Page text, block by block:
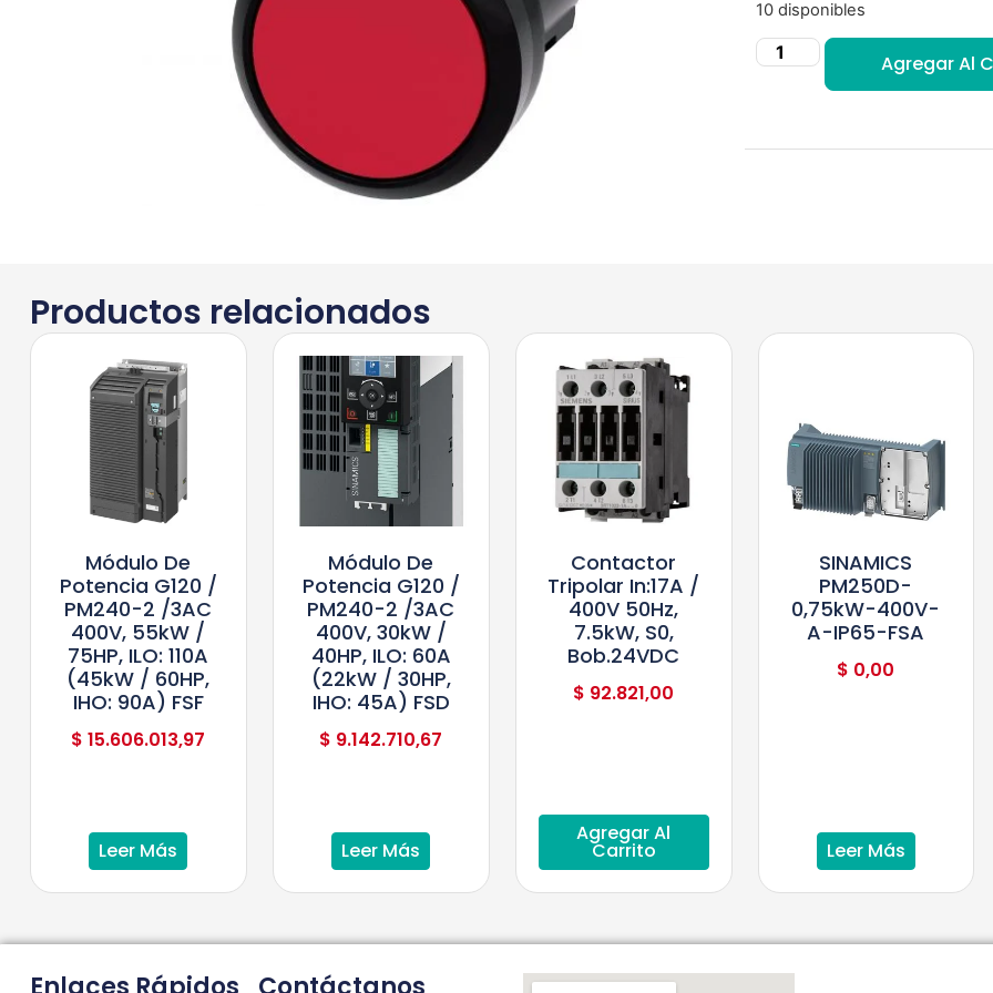
10 disponibles
Agregar Al
Productos relacionados
Módulo De
Potencia G120 /
PM240-2 /3AC
400V, 55kW /
75HP, ILO: 110A
(45kW / 60HP,
IHO: 90A) FSF
$ 15.606.013,97
Leer Más
Módulo De
Potencia G120 /
PM240-2 /3AC
400V, 30kW /
40HP, ILO: 60A
(22kW / 30HP,
IHO: 45A) FSD
$ 9.142.710,67
Leer Más
Contactor
Tripolar In:17A /
400V 50Hz,
7.5kW, S0,
Bob.24VDC
$ 92.821,00
Agregar Al
Carrito
SINAMICS
PM250D-
0,75kW-400V-
A-IP65-FSA
$ 0,00
Leer Más